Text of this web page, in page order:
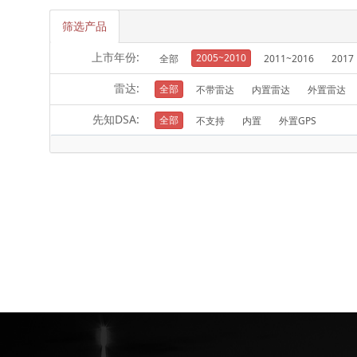
筛选产品
上市年份: 全部 2005~2010 2011~2016 2017
雷达: 全部 不带雷达 内置雷达 外置雷达
先知DSA: 全部 不支持 内置 外置GPS